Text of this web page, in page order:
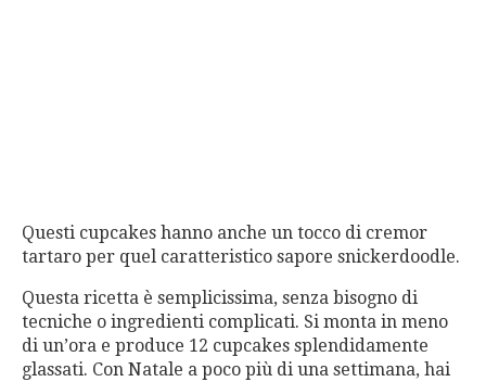
Questi cupcakes hanno anche un tocco di cremor
tartaro per quel caratteristico sapore snickerdoodle.
Questa ricetta è semplicissima, senza bisogno di
tecniche o ingredienti complicati. Si monta in meno
di un’ora e produce 12 cupcakes splendidamente
glassati. Con Natale a poco più di una settimana, hai